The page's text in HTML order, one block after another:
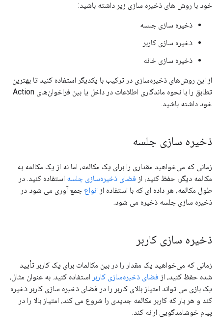
خود با روش های ذخیره سازی زیر داشته باشید:
ذخیره سازی جلسه
ذخیره سازی کاربر
ذخیره سازی خانه
از این روش‌های ذخیره‌سازی در ترکیب با یکدیگر استفاده کنید تا بهترین
تطابق را با نحوه ماندگاری اطلاعات در داخل یا بین فراخوان‌های Action
خود داشته باشید.
ذخیره سازی جلسه
زمانی که می‌خواهید مقداری را برای یک مکالمه، اما نه از یک مکالمه به
مکالمه دیگر، حفظ کنید، از فضای ذخیره‌سازی جلسه استفاده کنید. در
طول مکالمه، هر داده ای که با استفاده از انواع جمع آوری می شود در
ذخیره سازی جلسه ذخیره می شود.
ذخیره سازی کاربر
زمانی که می‌خواهید یک مقدار را در بین مکالمات برای یک کاربر تأیید
شده حفظ کنید، از فضای ذخیره‌سازی کاربر استفاده کنید. به عنوان مثال،
یک بازی می تواند امتیاز بالای کاربر را در فضای ذخیره سازی کاربر ذخیره
کند و هر بار که کاربر مکالمه جدیدی را شروع می کند، امتیاز بالا را در
پیام خوشامدگویی ارائه کند.